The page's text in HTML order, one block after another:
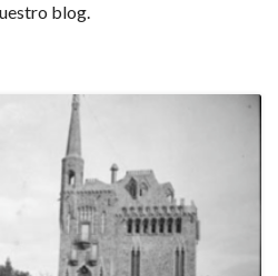
blog.